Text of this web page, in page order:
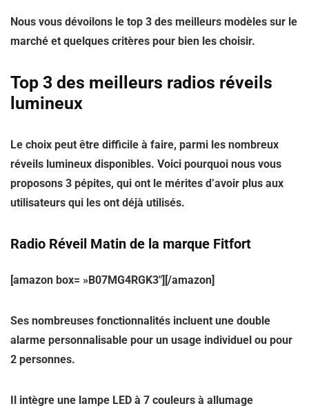
Nous vous dévoilons le top 3 des meilleurs modèles sur le
marché et quelques critères pour bien les choisir.
Top 3 des meilleurs radios réveils
lumineux
Le choix peut être difficile à faire, parmi les nombreux
réveils lumineux disponibles. Voici pourquoi nous vous
proposons 3 pépites, qui ont le mérites d’avoir plus aux
utilisateurs qui les ont déjà utilisés.
Radio Réveil Matin de la marque Fitfort
[amazon box= »B07MG4RGK3″][/amazon]
Ses nombreuses fonctionnalités incluent une double
alarme personnalisable pour un usage individuel ou pour
2 personnes.
Il intègre une lampe LED à 7 couleurs à allumage